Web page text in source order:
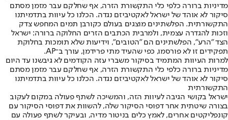
מדיניות ברורה כלפי כלי התקשורת הזרה, אף שחלקם עבר מזמן מסתם
סיקור לא אוהד של ישראל לאקטיביזם נגדה. הכלנו כל עיוות בתדמיתנו
התקשורתית. הפלשתינים מוצגים בעולם כקורבן תמים המחפש צדק
וזכות להגדרה עצמית, ולמרבית הכתבים הזרים החלוקה ברורה: ישראל
הצד "הרע", הפלשתינים הם "הטובים", וידיעות שלא תומכות בחלוקת
תפקידים זו לא פורסמו, כפי שהעיד מתי פרידמן, עורך ב־AP.
למרות העיוות המתמיד בסיקור משברי עזה הקודמים לא גיבשנו עד היום
מדיניות ברורה כלפי כלי התקשורת הזרה, אף שחלקם עבר מזמן מסתם
סיקור לא אוהד של ישראל לאקטיביזם נגדה. הכלנו כל עיוות בתדמיתנו
התקשורתית
ישראל בקושי הגיבה לעיוות הזה, והמשיכה לשתף פעולה במקום לעקוב
בצורה שיטתית אחר דפוסי הסיקור שלה, להשוות את דפוסי הסיקור עם
קונפליקטים אחרים, לאמץ כלים בניטור מדיה, ובעיקר לשתף פעולה עם